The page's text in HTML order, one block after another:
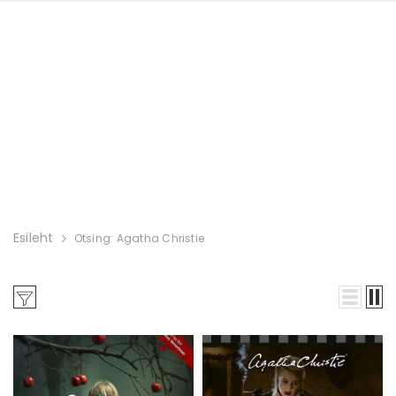
Esileht Otsing: Agatha Christie